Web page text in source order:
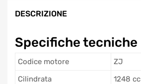
DESCRIZIONE
Specifiche tecniche
Codice motore
ZJ
Cilindrata
1248 cc